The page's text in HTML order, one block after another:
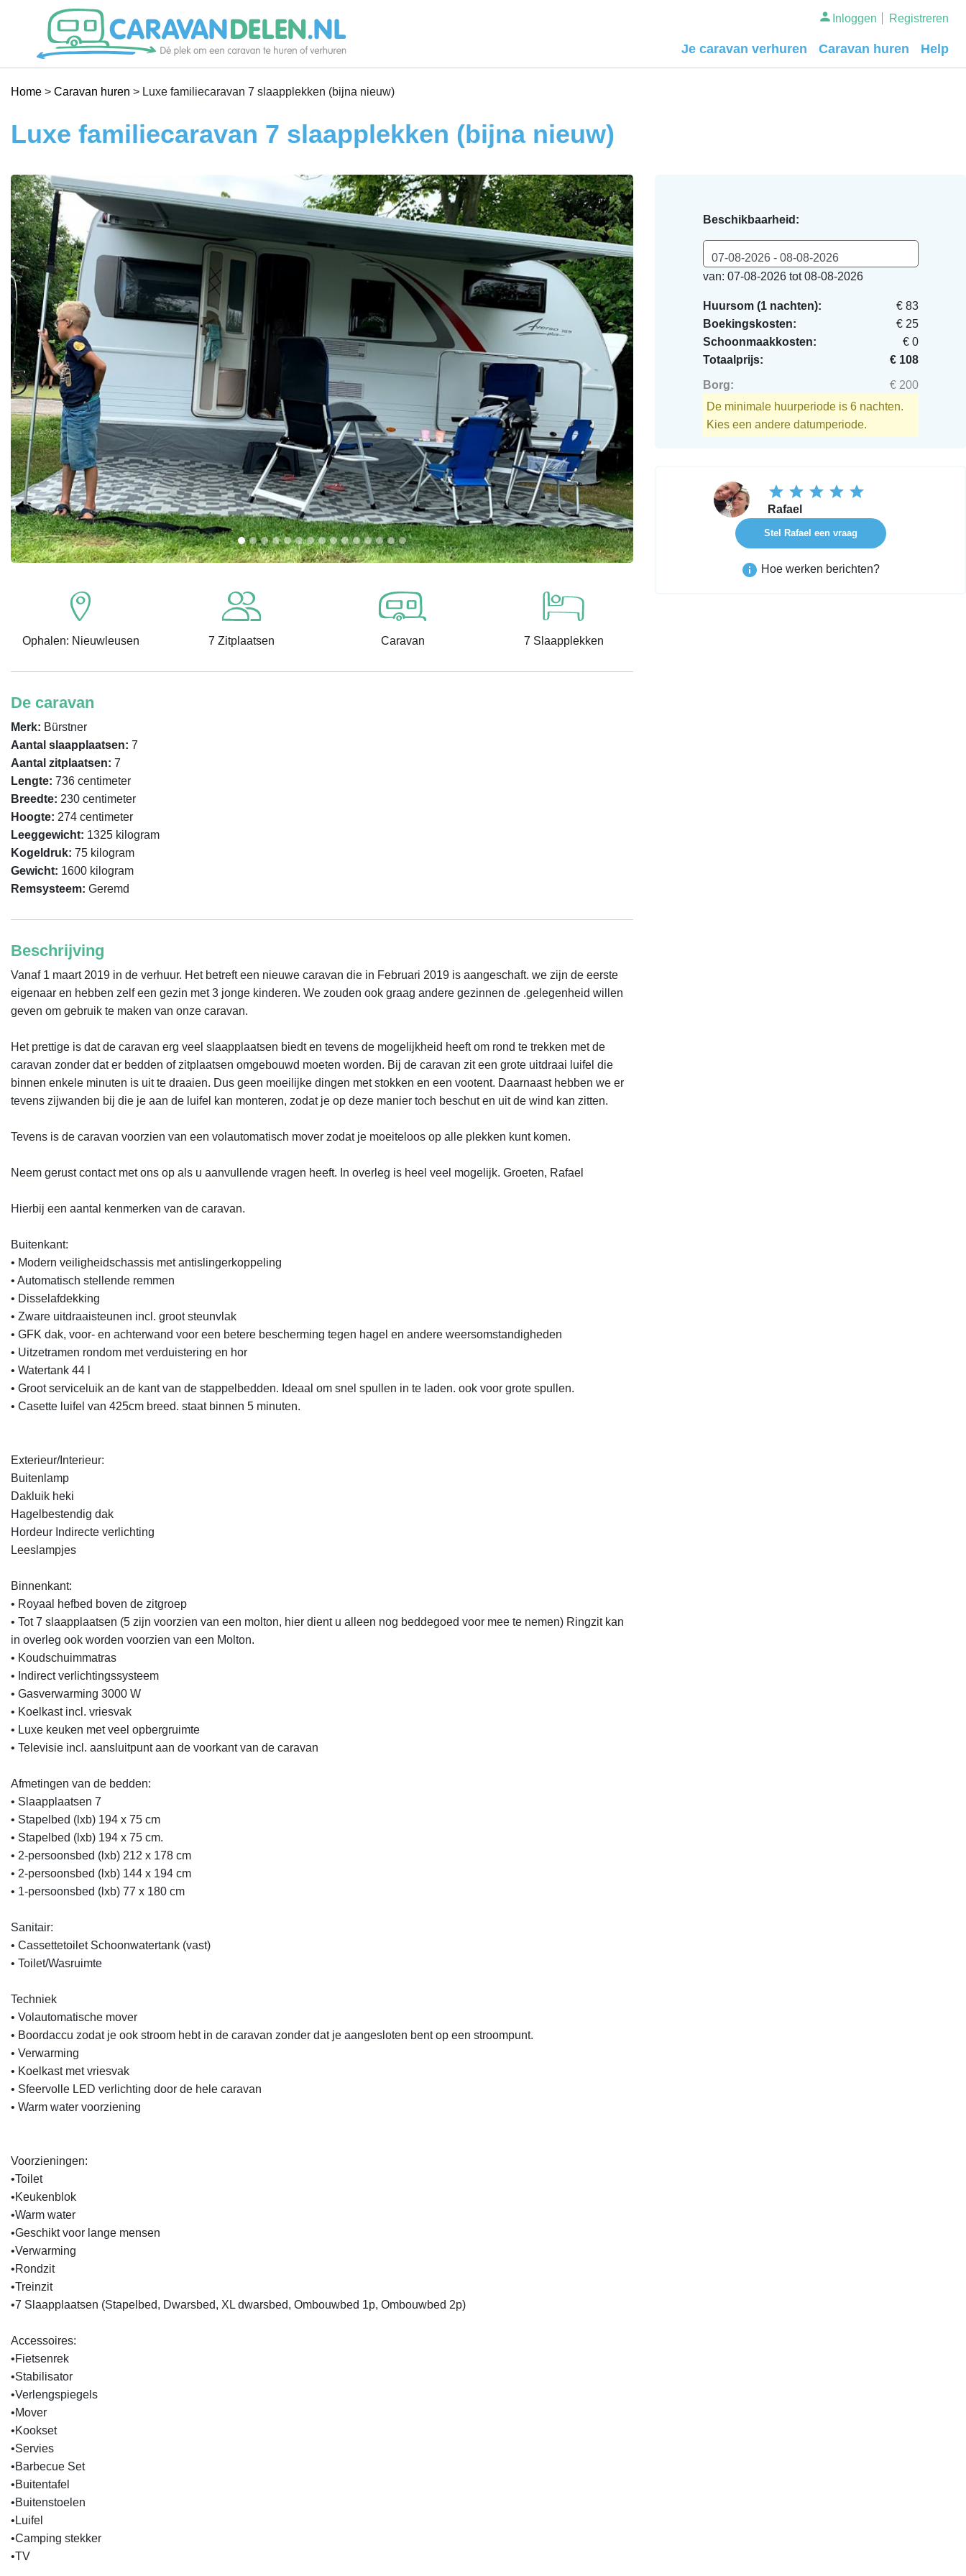
Je caravan verhuren
Caravan huren
Help
Inloggen Registreren
Je caravan verhuren Caravan huren Help
Home > Caravan huren > Luxe familiecaravan 7 slaapplekken (bijna nieuw)
Luxe familiecaravan 7 slaapplekken (bijna nieuw)
Previous Next
Ophalen: Nieuwleusen 7 Zitplaatsen Caravan 7 Slaapplekken
De caravan
Merk: Bürstner
Aantal slaapplaatsen: 7
Aantal zitplaatsen: 7
Lengte: 736 centimeter
Breedte: 230 centimeter
Hoogte: 274 centimeter
Leeggewicht: 1325 kilogram
Kogeldruk: 75 kilogram
Gewicht: 1600 kilogram
Remsysteem: Geremd
Beschrijving
Vanaf 1 maart 2019 in de verhuur. Het betreft een nieuwe caravan die in Februari 2019 is aangeschaft. we zijn de eerste
eigenaar en hebben zelf een gezin met 3 jonge kinderen. We zouden ook graag andere gezinnen de .gelegenheid willen
geven om gebruik te maken van onze caravan.
Het prettige is dat de caravan erg veel slaapplaatsen biedt en tevens de mogelijkheid heeft om rond te trekken met de
caravan zonder dat er bedden of zitplaatsen omgebouwd moeten worden. Bij de caravan zit een grote uitdraai luifel die
binnen enkele minuten is uit te draaien. Dus geen moeilijke dingen met stokken en een vootent. Daarnaast hebben we er
tevens zijwanden bij die je aan de luifel kan monteren, zodat je op deze manier toch beschut en uit de wind kan zitten.
Tevens is de caravan voorzien van een volautomatisch mover zodat je moeiteloos op alle plekken kunt komen.
Neem gerust contact met ons op als u aanvullende vragen heeft. In overleg is heel veel mogelijk. Groeten, Rafael
Hierbij een aantal kenmerken van de caravan.
Buitenkant:
• Modern veiligheidschassis met antislingerkoppeling
• Automatisch stellende remmen
• Disselafdekking
• Zware uitdraaisteunen incl. groot steunvlak
• GFK dak, voor- en achterwand voor een betere bescherming tegen hagel en andere weersomstandigheden
• Uitzetramen rondom met verduistering en hor
• Watertank 44 l
• Groot serviceluik an de kant van de stappelbedden. Ideaal om snel spullen in te laden. ook voor grote spullen.
• Casette luifel van 425cm breed. staat binnen 5 minuten.
Exterieur/Interieur:
Buitenlamp
Dakluik heki
Hagelbestendig dak
Hordeur Indirecte verlichting
Leeslampjes
Binnenkant:
• Royaal hefbed boven de zitgroep
• Tot 7 slaapplaatsen (5 zijn voorzien van een molton, hier dient u alleen nog beddegoed voor mee te nemen) Ringzit kan
in overleg ook worden voorzien van een Molton.
• Koudschuimmatras
• Indirect verlichtingssysteem
• Gasverwarming 3000 W
• Koelkast incl. vriesvak
• Luxe keuken met veel opbergruimte
• Televisie incl. aansluitpunt aan de voorkant van de caravan
Afmetingen van de bedden:
• Slaapplaatsen 7
• Stapelbed (lxb) 194 x 75 cm
• Stapelbed (lxb) 194 x 75 cm.
• 2-persoonsbed (lxb) 212 x 178 cm
• 2-persoonsbed (lxb) 144 x 194 cm
• 1-persoonsbed (lxb) 77 x 180 cm
Sanitair:
• Cassettetoilet Schoonwatertank (vast)
• Toilet/Wasruimte
Techniek
• Volautomatische mover
• Boordaccu zodat je ook stroom hebt in de caravan zonder dat je aangesloten bent op een stroompunt.
• Verwarming
• Koelkast met vriesvak
• Sfeervolle LED verlichting door de hele caravan
• Warm water voorziening
Voorzieningen:
•Toilet
•Keukenblok
•Warm water
•Geschikt voor lange mensen
•Verwarming
•Rondzit
•Treinzit
•7 Slaapplaatsen (Stapelbed, Dwarsbed, XL dwarsbed, Ombouwbed 1p, Ombouwbed 2p)
Accessoires:
•Fietsenrek
•Stabilisator
•Verlengspiegels
•Mover
•Kookset
•Servies
•Barbecue Set
•Buitentafel
•Buitenstoelen
•Luifel
•Camping stekker
•TV
Beschikbaarheid:
07-08-2026 - 08-08-2026
van: 07-08-2026 tot 08-08-2026
Huursom (1 nachten):
€ 83
Boekingskosten:
€ 25
Schoonmaakkosten:
€ 0
Totaalprijs:
€ 108
Borg:
€ 200
De minimale huurperiode is 6 nachten.
Kies een andere datumperiode.
Rafael
Stel Rafael een vraag
Hoe werken berichten?